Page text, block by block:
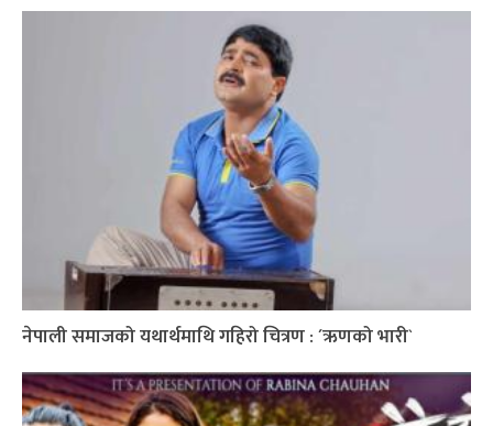
नेपाली समाजको यथार्थमाथि गहिरो चित्रण : ´ऋणको भारी`